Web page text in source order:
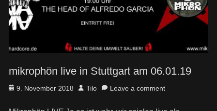
mikrophön live in Stuttgart am 06.01.19
Posted
9. November 2018 Author
Tilo Leave a comment